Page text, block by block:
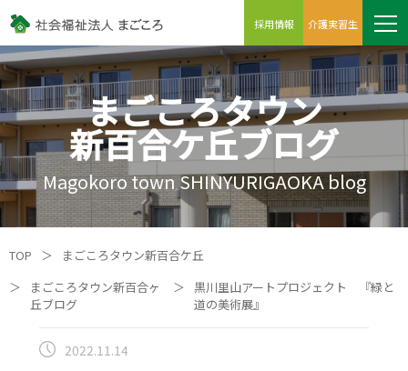
採用情報 介護実習生
まごころタウン
新百合ケ丘ブログ
Magokoro town SHINYURIGAOKA blog
TOP ＞
まごころタウン新百合ケ丘
＞
まごころタウン新百合ヶ
丘ブログ
＞ 黒川里山アートプロジェクト 『緑と
道の美術展』
2022.11.14